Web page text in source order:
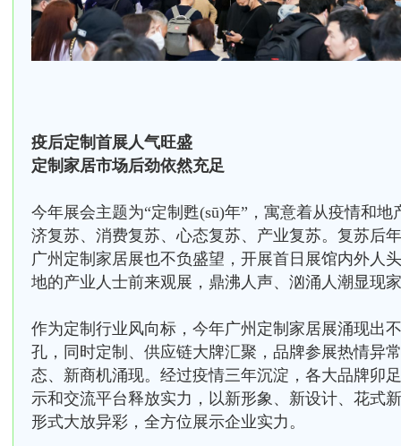
疫后定制首展人气旺盛
定制家居市场后劲依然充足
今年展会主题为“定制甦(sū)年”，寓意着从疫情和
济复苏、消费复苏、心态复苏、产业复苏。复苏
广州定制家居展也不负盛望，开展首日展馆内外人
地的产业人士前来观展，鼎沸人声、汹涌人潮显现
作为定制行业风向标，今年广州定制家居展涌现出
孔，同时定制、供应链大牌汇聚，品牌参展热情异
态、新商机涌现。经过疫情三年沉淀，各大品牌卯
示和交流平台释放实力，以新形象、新设计、花式
形式大放异彩，全方位展示企业实力。